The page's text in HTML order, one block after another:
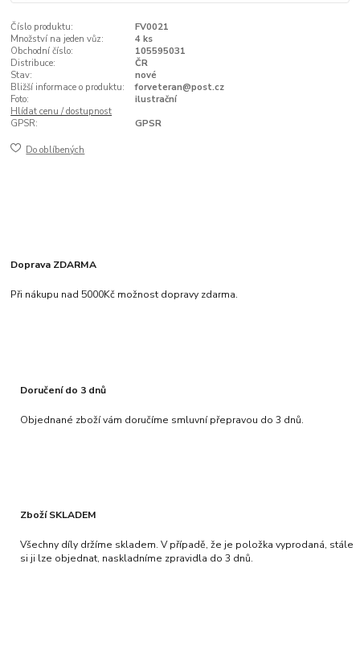
Číslo produktu:
FV0021
Množství na jeden vůz:
4 ks
Obchodní číslo:
105595031
Distribuce:
ČR
Stav:
nové
Bližší informace o produktu:
forveteran@post.cz
Foto:
ilustrační
Hlídat cenu / dostupnost
GPSR:
GPSR
Do oblíbených
Doprava ZDARMA
Při nákupu nad 5000Kč možnost dopravy zdarma.
Doručení do 3 dnů
Objednané zboží vám doručíme smluvní přepravou do 3 dnů.
Zboží SKLADEM
Všechny díly držíme skladem. V případě, že je položka vyprodaná, stále
si ji lze objednat, naskladníme zpravidla do 3 dnů.